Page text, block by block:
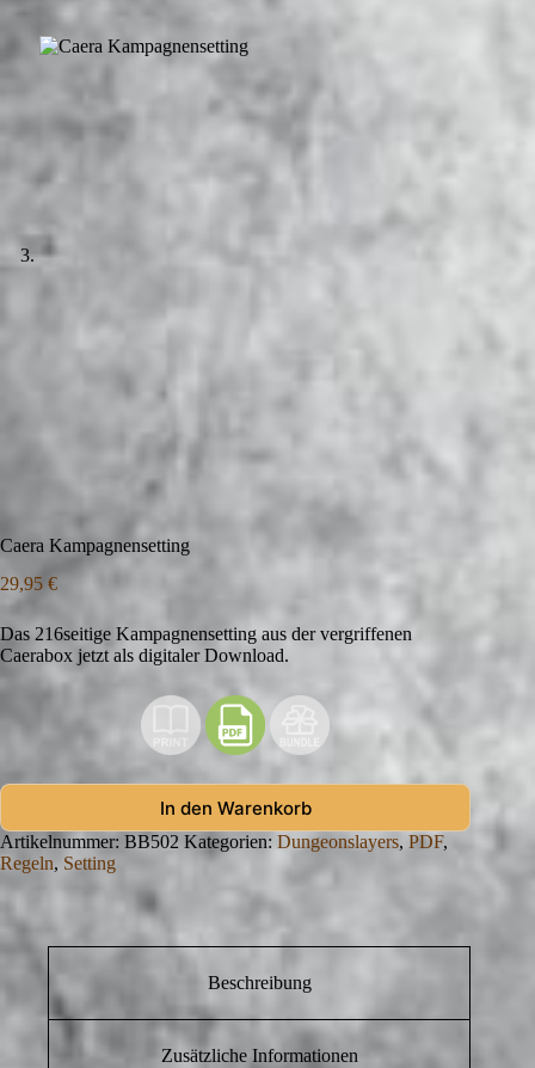
Caera Kampagnensetting
29,95 €
Das 216seitige Kampagnensetting aus der vergriffenen
Caerabox jetzt als digitaler Download.
In den Warenkorb
Artikelnummer: BB502 Kategorien: Dungeonslayers, PDF,
Regeln, Setting
Beschreibung
Zusätzliche Informationen